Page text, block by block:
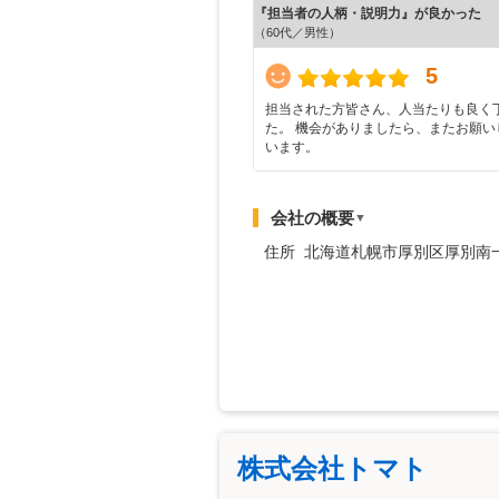
『担当者の人柄・説明力』が良かった
（60代／男性）
5
担当された方皆さん、人当たりも良く
た。 機会がありましたら、またお願
います。
会社の概要▼
住所 北海道札幌市厚別区厚別南
株式会社トマト